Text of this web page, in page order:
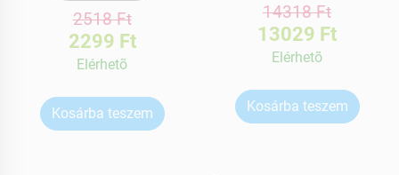
2518 Ft
2299 Ft
Elérhetõ
Kosárba teszem
14318 Ft
13029 Ft
Elérhetõ
Kosárba teszem